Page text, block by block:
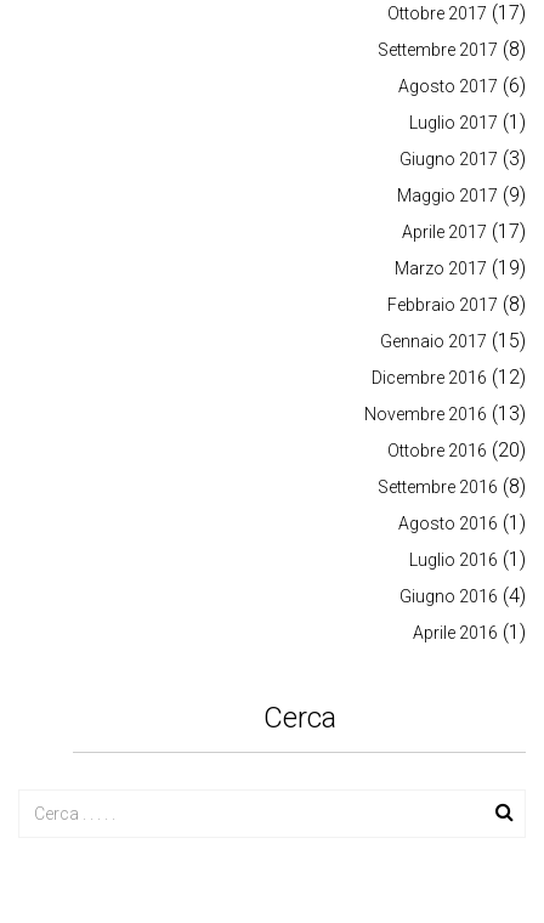
Ottobre 2017 (17)
Settembre 2017 (8)
Agosto 2017 (6)
Luglio 2017 (1)
Giugno 2017 (3)
Maggio 2017 (9)
Aprile 2017 (17)
Marzo 2017 (19)
Febbraio 2017 (8)
Gennaio 2017 (15)
Dicembre 2016 (12)
Novembre 2016 (13)
Ottobre 2016 (20)
Settembre 2016 (8)
Agosto 2016 (1)
Luglio 2016 (1)
Giugno 2016 (4)
Aprile 2016 (1)
Cerca